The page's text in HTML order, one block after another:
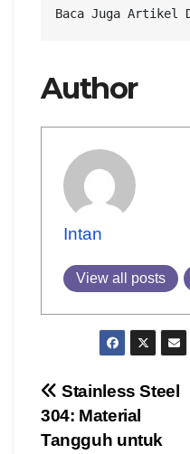
Baca Juga Artikel
Author
Intan
View all posts
Post
navigation
Stainless Steel
304: Material
Tangguh untuk